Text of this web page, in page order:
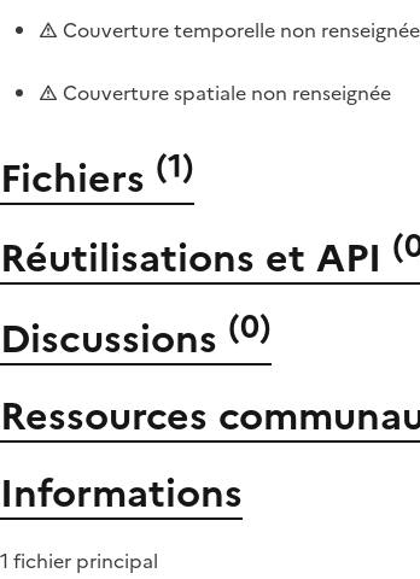
Couverture temporelle non renseignée
Couverture spatiale non renseignée
Fichiers (1)
Réutilisations et API (
Discussions (0)
Ressources
Informations
1 fichier principal